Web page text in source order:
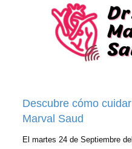
Descubre cómo
Marval Saud
El martes 24 de Septiembre